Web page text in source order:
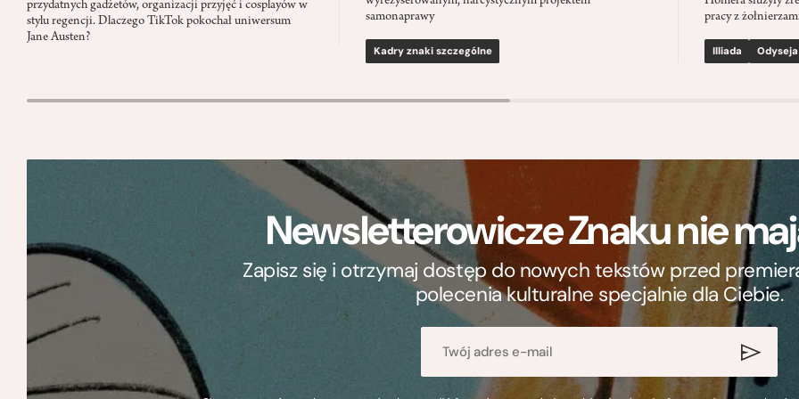
przydatnych gadżetów, organizacji przyjęć i cosplayów w
stylu regencji. Dlaczego TikTok pokochał uniwersum
Jane Austen?
samonaprawy
Kadry znaki szczególne
pracy z
Illiada Odyseja
Newsletterowicze Znaku nie
Zapisz się i otrzymaj dostęp do nowych tekstów przed
polecenia kulturalne specjalnie dla Ciebie.